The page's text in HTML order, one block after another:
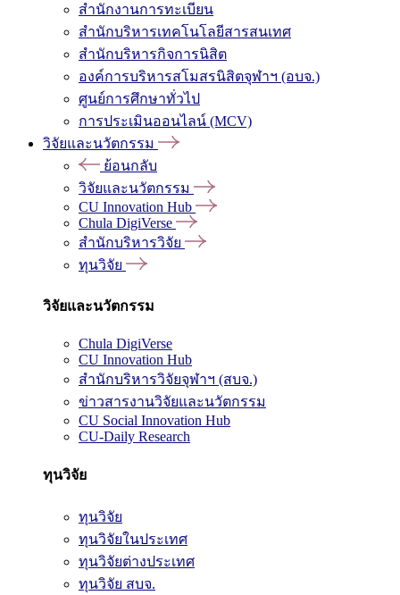
สำนักงานการทะเบียน
สำนักบริหารเทคโนโลยีสารสนเทศ
สำนักบริหารกิจการนิสิต
องค์การบริหารสโมสรนิสิตจุฬาฯ (อบจ.)
ศูนย์การศึกษาทั่วไป
การประเมินออนไลน์ (MCV)
วิจัยและนวัตกรรม
ย้อนกลับ
วิจัยและนวัตกรรม
CU Innovation Hub
Chula DigiVerse
สำนักบริหารวิจัย
ทุนวิจัย
วิจัยและนวัตกรรม
Chula DigiVerse
CU Innovation Hub
สำนักบริหารวิจัยจุฬาฯ (สบจ.)
ข่าวสารงานวิจัยและนวัตกรรม
CU Social Innovation Hub
CU-Daily Research
ทุนวิจัย
ทุนวิจัย
ทุนวิจัยในประเทศ
ทุนวิจัยต่างประเทศ
ทุนวิจัย สบจ.